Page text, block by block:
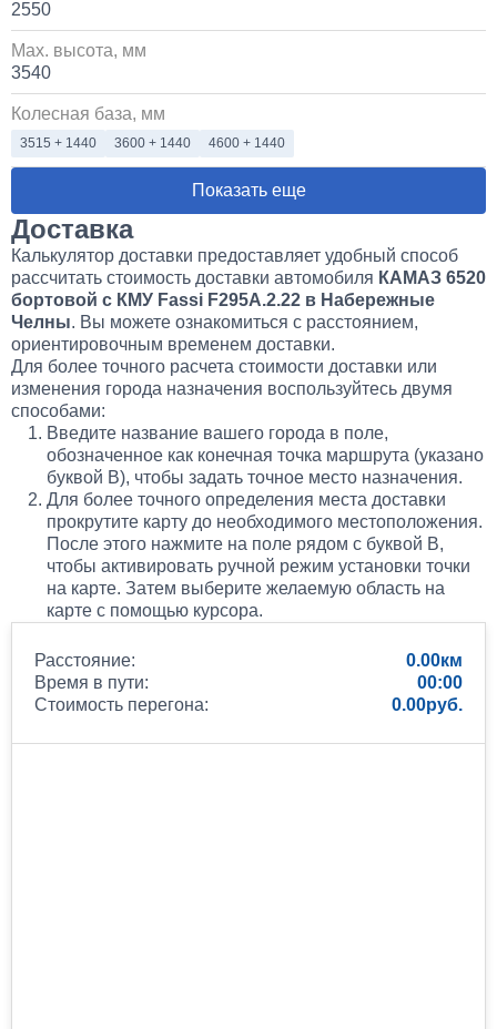
2550
Max. высота, мм
3540
Колесная база, мм
3515 + 1440 3600 + 1440 4600 + 1440
Показать еще
Доставка
Калькулятор доставки предоставляет удобный способ
рассчитать стоимость доставки автомобиля КАМАЗ 6520
бортовой с КМУ Fassi F295A.2.22 в Набережные
Челны. Вы можете ознакомиться с расстоянием,
ориентировочным временем доставки.
Для более точного расчета стоимости доставки или
изменения города назначения воспользуйтесь двумя
способами:
Введите название вашего города в поле,
обозначенное как конечная точка маршрута (указано
буквой B), чтобы задать точное место назначения.
Для более точного определения места доставки
прокрутите карту до необходимого местоположения.
После этого нажмите на поле рядом с буквой B,
чтобы активировать ручной режим установки точки
на карте. Затем выберите желаемую область на
карте с помощью курсора.
Расстояние:
0.00
Время в пути:
00:00
Стоимость перегона:
0.00